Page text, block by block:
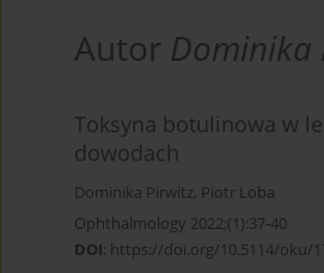
Autor Dominika
Toksyna botulinowa w
dowodach
Dominika Pirwitz, Piotr Loba
Ophthalmology 2022;(1):37-40
DOI: https://doi.org/10.5114/oku/